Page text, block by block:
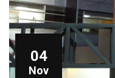
04
Nov